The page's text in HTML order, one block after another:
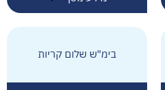
בימ"ש שלום קריות